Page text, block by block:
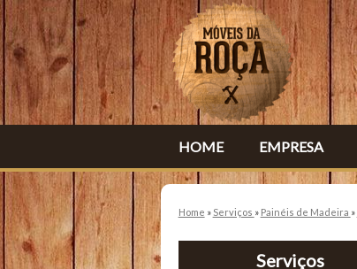
HOME EMPRESA
Home » Serviços » Painéis de Madeira »
Serviços